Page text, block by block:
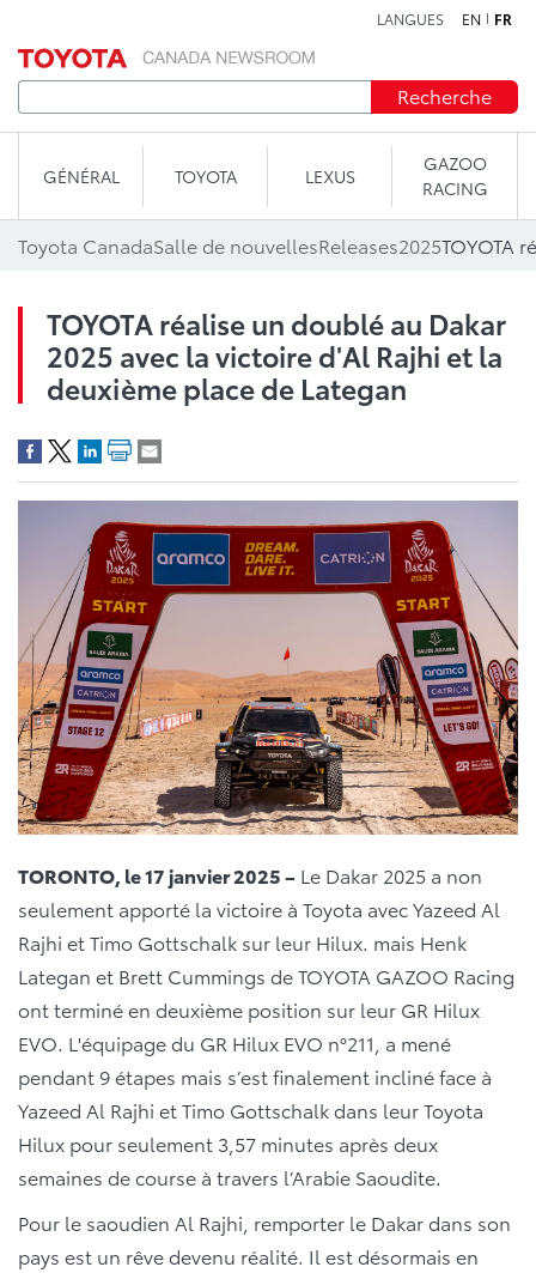
LANGUES EN FR
Recherche
GÉNÉRAL TOYOTA LEXUS
GAZOO
RACING
Toyota CanadaSalle de nouvellesReleases2025
TOYOTA réalise un doublé au Dakar
2025 avec la victoire d'Al Rajhi et la
deuxième place de Lategan
TORONTO, le 17 janvier 2025 – Le Dakar 2025 a non
seulement apporté la victoire à Toyota avec Yazeed Al
Rajhi et Timo Gottschalk sur leur Hilux. mais Henk
Lategan et Brett Cummings de TOYOTA GAZOO Racing
ont terminé en deuxième position sur leur GR Hilux
EVO. L'équipage du GR Hilux EVO n°211, a mené
pendant 9 étapes mais s’est finalement incliné face à
Yazeed Al Rajhi et Timo Gottschalk dans leur Toyota
Hilux pour seulement 3,57 minutes après deux
semaines de course à travers l’Arabie Saoudite.
Pour le saoudien Al Rajhi, remporter le Dakar dans son
pays est un rêve devenu réalité. Il est désormais en